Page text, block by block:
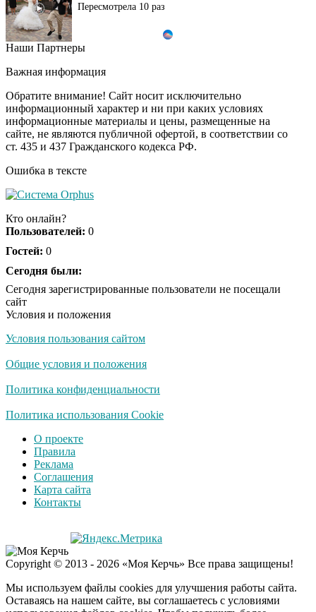
Пересмотрела 10 раз
Ролик длится пару
шоке от увиденного
i
Ролик из Омска: вы
будете смеяться долго
Ржу не переставая, это
Скрытая камера на
люди вытворяют, когда
Ролик длится
смеяться вы будете
Королева вагона
оставит равнодушным
Забывший о
патриотизме
Плющенко отправляет
Азербайджан
Наши Партнеры
Важная информация
Обратите внимание! Сайт носит исключительно
информационный характер и ни при каких условиях
информационные материалы и цены, размещенные на
сайте, не являются публичной офертой, в соответствии со
ст. 435 и 437 Гражданского кодекса РФ.
Ошибка в тексте
Кто онлайн?
Пользователей: 0
Гостей: 0
Сегодня были:
Сегодня зарегистрированные пользователи не посещали
сайт
Условия и положения
Условия пользования сайтом
Общие условия и положения
Политика конфиденциальности
Политика использования Cookie
О проекте
Правила
Реклама
Соглашения
Карта сайта
Контакты
Copyright © 2013 - 2026 «Моя Керчь» Все права защищены!
Мы используем файлы cookies для улучшения работы сайта.
Оставаясь на нашем сайте, вы соглашаетесь с условиями